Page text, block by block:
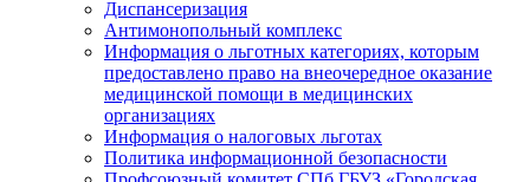
Диспансеризация
Антимонопольный комплекс
Информация о льготных категориях, которым
предоставлено право на внеочередное оказание
медицинской помощи в медицинских
организациях
Информация о налоговых льготах
Политика информационной безопасности